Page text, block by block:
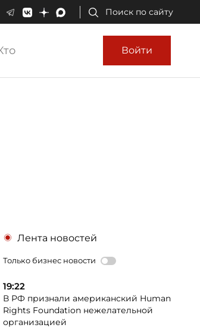
Поиск по сайту
Войти
Лента новостей
Только бизнес новости
19:22
В РФ признали американский Human
Rights Foundation нежелательной
организацией